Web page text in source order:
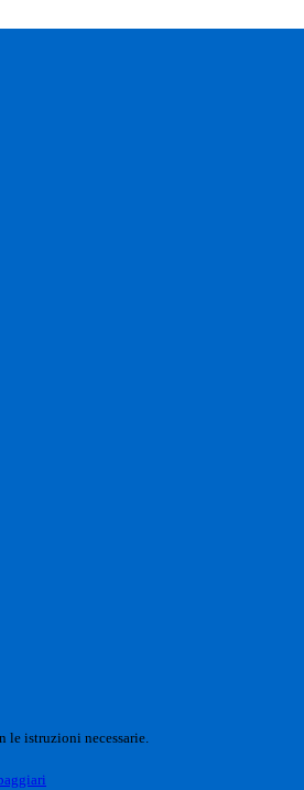
le istruzioni necessarie.